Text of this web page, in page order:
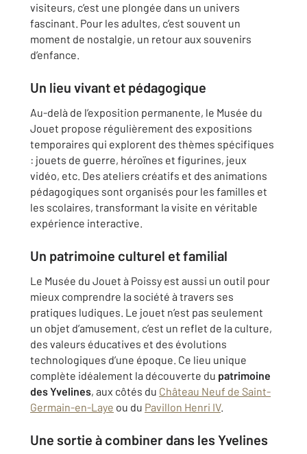
visiteurs, c’est une plongée dans un univers
fascinant. Pour les adultes, c’est souvent un
moment de nostalgie, un retour aux souvenirs
d’enfance.
Un lieu vivant et pédagogique
Au-delà de l’exposition permanente, le Musée du
Jouet propose régulièrement des expositions
temporaires qui explorent des thèmes spécifiques
: jouets de guerre, héroïnes et figurines, jeux
vidéo, etc. Des ateliers créatifs et des animations
pédagogiques sont organisés pour les familles et
les scolaires, transformant la visite en véritable
expérience interactive.
Un patrimoine culturel et familial
Le Musée du Jouet à Poissy est aussi un outil pour
mieux comprendre la société à travers ses
pratiques ludiques. Le jouet n’est pas seulement
un objet d’amusement, c’est un reflet de la culture,
des valeurs éducatives et des évolutions
technologiques d’une époque. Ce lieu unique
complète idéalement la découverte du patrimoine
des Yvelines, aux côtés du Château Neuf de Saint-
Germain-en-Laye ou du Pavillon Henri IV.
Une sortie à combiner dans les Yvelines